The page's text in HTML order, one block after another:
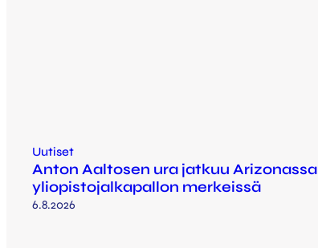
Uutiset
Anton Aaltosen ura jatkuu Arizonassa
yliopistojalkapallon merkeissä
6.8.2026